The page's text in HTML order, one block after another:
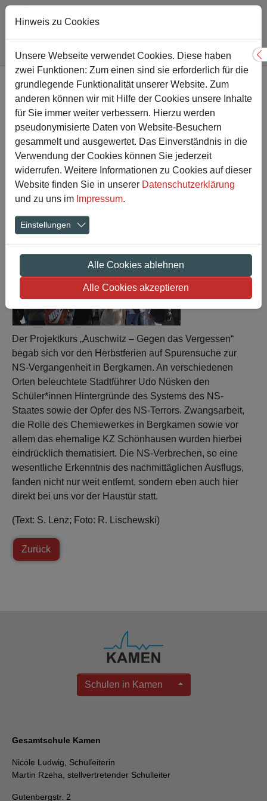
Zum Hauptinhalt springen
Sie sind hier:
Gesamtschule Nachricht
Q1-Projektkurs auf den
Spuren der NS-
Vergangenheit in
Bergkamen
17.10.2022
Der Projektkurs „Auschwitz – Gegen das Vergessen“
begab sich vor den Herbstferien auf Spurensuche zur
NS-Vergangenheit in Bergkamen. An verschiedenen
Orten beleuchtete Stadtführer Udo Nüsken den
Schüler*innen Hintergründe des Systems des NS-
Staates sowie der Opfer des NS-Terrors. Zwangsarbeit,
die Rolle des Chemiewerkes in Bergkamen sowie vor
allem das ehemalige KZ Schönhausen wurden hierbei
eindrücklich thematisiert. Die NS-Verbrechen, so eine
wesentliche Erkenntnis des nachmittäglichen Ausflugs,
fanden nicht nur weit entfernt, sondern eben auch hier
direkt bei uns vor der Haustür statt.
(Text: S. Lenz; Foto: R. Lischewski)
Zurück
Schulen in Kamen
Gesamtschule Kamen
Nicole Ludwig, Schulleiterin
Martin Rzeha, stellvertretender Schulleiter
Gutenbergstr. 2
Hinweis zu Cookies
Unsere Webseite verwendet Cookies. Diese haben
zwei Funktionen: Zum einen sind sie erforderlich für die
grundlegende Funktionalität unserer Website. Zum
anderen können wir mit Hilfe der Cookies unsere Inhalte
für Sie immer weiter verbessern. Hierzu werden
pseudonymisierte Daten von Website-Besuchern
gesammelt und ausgewertet. Das Einverständnis in die
Verwendung der Cookies können Sie jederzeit
widerrufen. Weitere Informationen zu Cookies auf dieser
Website finden Sie in unserer Datenschutzerklärung
und zu uns im Impressum.
Einstellungen
Alle Cookies ablehnen
Alle Cookies akzeptieren